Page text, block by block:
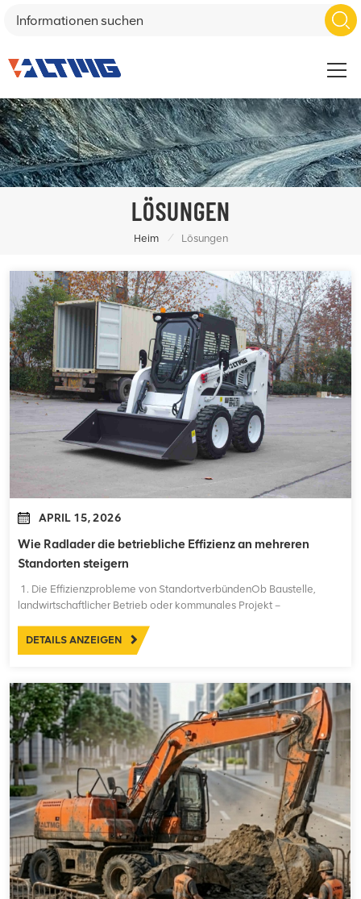
LÖSUNGEN
Heim / Lösungen
APRIL 15, 2026
Wie Radlader die betriebliche Effizienz an mehreren
Standorten steigern
1. Die Effizienzprobleme von StandortverbündenOb Baustelle,
landwirtschaftlicher Betrieb oder kommunales Projekt –
grundlegenden Herausforderung: Wie können sie ein breiteres
Aufgabenspektrum mit weniger Maschinen und geringeren
DETAILS ANZEIGEN